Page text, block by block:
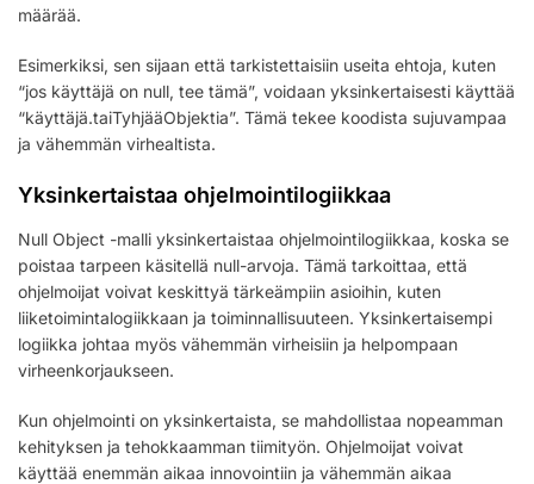
määrää.
Esimerkiksi, sen sijaan että tarkistettaisiin useita ehtoja, kuten
“jos käyttäjä on null, tee tämä”, voidaan yksinkertaisesti käyttää
“käyttäjä.taiTyhjääObjektia”. Tämä tekee koodista sujuvampaa
ja vähemmän virhealtista.
Yksinkertaistaa ohjelmointilogiikkaa
Null Object -malli yksinkertaistaa ohjelmointilogiikkaa, koska se
poistaa tarpeen käsitellä null-arvoja. Tämä tarkoittaa, että
ohjelmoijat voivat keskittyä tärkeämpiin asioihin, kuten
liiketoimintalogiikkaan ja toiminnallisuuteen. Yksinkertaisempi
logiikka johtaa myös vähemmän virheisiin ja helpompaan
virheenkorjaukseen.
Kun ohjelmointi on yksinkertaista, se mahdollistaa nopeamman
kehityksen ja tehokkaamman tiimityön. Ohjelmoijat voivat
käyttää enemmän aikaa innovointiin ja vähemmän aikaa